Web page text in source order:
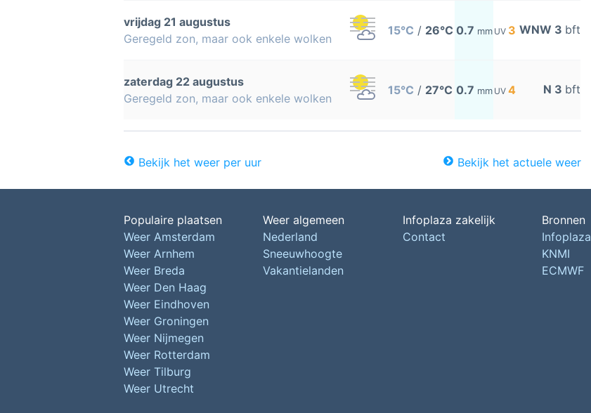
vrijdag 21 augustus
Geregeld zon, maar ook enkele wolken
15°C / 26°C 0.7 mm UV 3 WNW 3 bft
zaterdag 22 augustus
Geregeld zon, maar ook enkele wolken
15°C / 27°C 0.7 mm UV 4 N 3 bft
Bekijk het weer per uur Bekijk het actuele weer
Populaire plaatsen
Weer Amsterdam
Weer Arnhem
Weer Breda
Weer Den Haag
Weer Eindhoven
Weer Groningen
Weer Nijmegen
Weer Rotterdam
Weer Tilburg
Weer Utrecht
Weer algemeen
Nederland
Sneeuwhoogte
Vakantielanden
Infoplaza zakelijk
Contact
Bronnen
Infoplaza
KNMI
ECMWF